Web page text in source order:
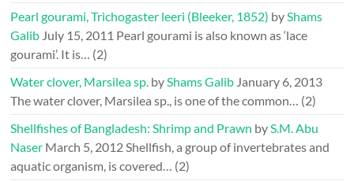
Pearl gourami, Trichogaster leeri (Bleeker, 1852) byShams
Galib July 15, 2011 Pearl gourami is also known as ‘lace
gourami’. It is… (2)
Water clover, Marsilea sp. byShams Galib January 6, 2013
The water clover, Marsilea sp., is one of the common… (2)
Shellfishes of Bangladesh: Shrimp and Prawn byS.M. Abu
Naser March 5, 2012Shellfish, a group of invertebrates and
aquatic organism, is covered… (2)